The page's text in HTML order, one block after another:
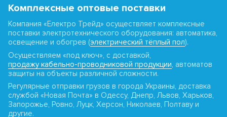
Комплексные оптовые поставки
Компания «Електро Трейд» осуществляет комплексные
поставки электротехнического оборудования: автоматика,
освещение и обогрев (электрический тёплый пол).
Осуществляем «под ключ», с доставкой,
продажу кабельно-проводниковой продукции, автоматов
защиты на объекты различной сложности.
Регулярные отправки грузов в города Украины, доставка
службой «Новая Почта» в Одессу, Днепр, Львов, Харьков,
Запорожье, Ровно, Луцк, Херсон, Николаев, Полтаву и
другие.